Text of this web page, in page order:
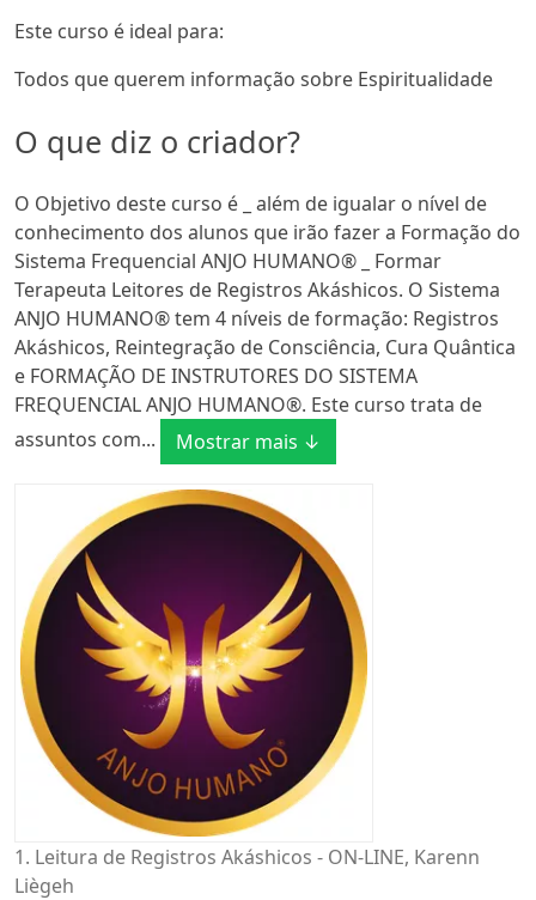
Este curso é ideal para:
Todos que querem informação sobre Espiritualidade
O que diz o criador?
O Objetivo deste curso é _ além de igualar o nível de
conhecimento dos alunos que irão fazer a Formação do
Sistema Frequencial ANJO HUMANO® _ Formar
Terapeuta Leitores de Registros Akáshicos. O Sistema
ANJO HUMANO® tem 4 níveis de formação: Registros
Akáshicos, Reintegração de Consciência, Cura Quântica
e FORMAÇÃO DE INSTRUTORES DO SISTEMA
FREQUENCIAL ANJO HUMANO®. Este curso trata de
assuntos com...
Mostrar mais ↓
1. Leitura de Registros Akáshicos - ON-LINE, Karenn
Liègeh